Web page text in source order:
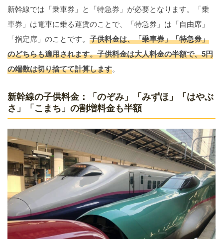
新幹線では「乗車券」と「特急券」が必要となります。「乗
車券」は電車に乗る運賃のことで、「特急券」は「自由席」
「指定席」のことです。 子供料金は、「乗車券」「特急券」
のどちらも適用されます。子供料金は大人料金の半額で、5円
の端数は切り捨てて計算します。
新幹線の子供料金：「のぞみ」「みずほ」「はやぶ
さ」「こまち」の割増料金も半額